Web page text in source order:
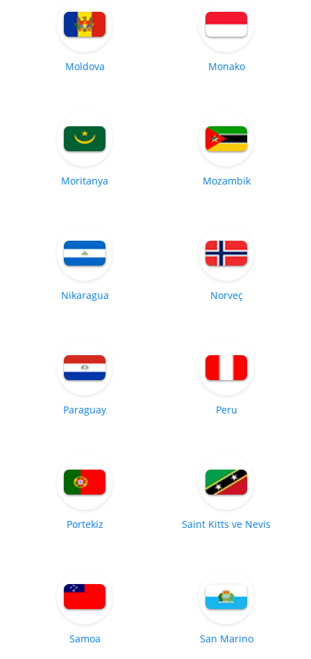
Moldova Monako
Moritanya Mozambik
Nikaragua Norveç
Paraguay Peru
Portekiz Saint Kitts ve Nevis
Samoa San Marino